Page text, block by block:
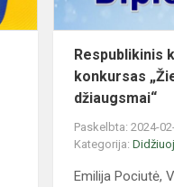
Respublikinis
konkursas
džiaugsmai“
Paskelbta: 2024-
Kategorija:
Emilija Pociutė,